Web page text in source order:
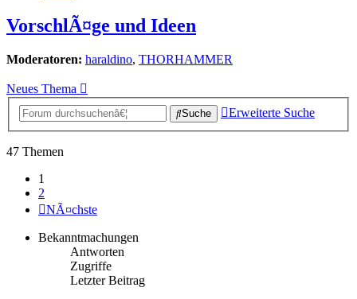
VorschlÃ¤ge und Ideen
Moderatoren: haraldino, THORHAMMER
Neues Thema
Suche Erweiterte Suche
47 Themen
1
2
NÃ¤chste
Bekanntmachungen
Antworten
Zugriffe
Letzter Beitrag